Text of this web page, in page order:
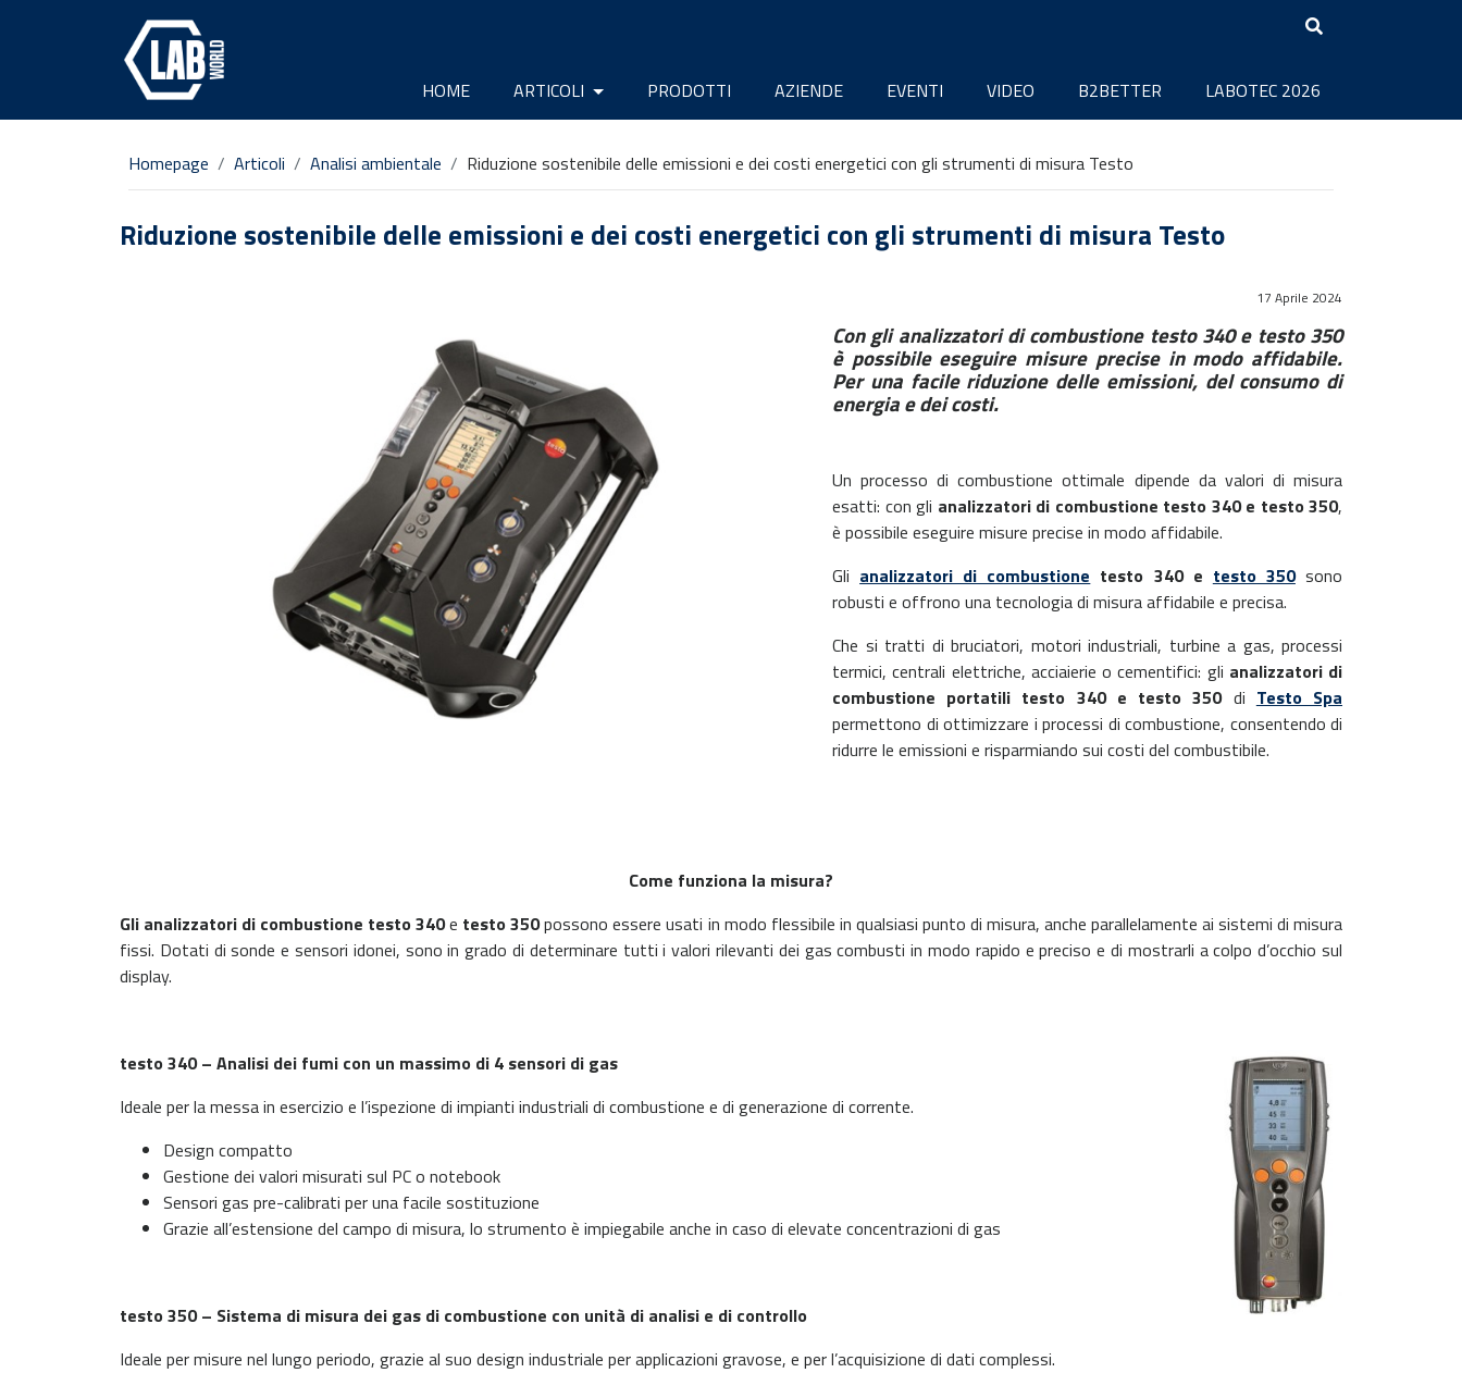
HOME ARTICOLI PRODOTTI AZIENDE EVENTI VIDEO B2BETTER LABOTEC 2026
Homepage Articoli Analisi ambientale Riduzione sostenibile delle emissioni e dei costi energetici con gli strumenti di misura Testo
Riduzione sostenibile delle emissioni e dei costi energetici con gli strumenti di misura Testo
17 Aprile 2024
Con gli analizzatori di combustione testo 340 e testo 350
è possibile eseguire misure precise in modo affidabile.
Per una facile riduzione delle emissioni, del consumo di
energia e dei costi.
Un processo di combustione ottimale dipende da valori di misura
esatti: con gli analizzatori di combustione testo 340 e testo 350,
è possibile eseguire misure precise in modo affidabile.
Gli analizzatori di combustione testo 340 e testo 350sono
robusti e offrono una tecnologia di misura affidabile e precisa.
Che si tratti di bruciatori, motori industriali, turbine a gas, processi
termici, centrali elettriche, acciaierie o cementifici: gli analizzatori di
combustione portatili testo 340 e testo 350di Testo Spa
permettono di ottimizzare i processi di combustione, consentendo di
ridurre le emissioni e risparmiando sui costi del combustibile.
Come funziona la misura?
Gli analizzatori di combustione testo 340e testo 350possono essere usati in modo flessibile in qualsiasi punto di misura, anche parallelamente ai sistemi di misura
fissi. Dotati di sonde e sensori idonei, sono in grado di determinare tutti i valori rilevanti dei gas combusti in modo rapido e preciso e di mostrarli a colpo d’occhio sul
display.
testo 340 – Analisi dei fumi con un massimo di 4 sensori di gas
Ideale per la messa in esercizio e l’ispezione di impianti industriali di combustione e di generazione di corrente.
Design compatto
Gestione dei valori misurati sul PC o notebook
Sensori gas pre-calibrati per una facile sostituzione
Grazie all’estensione del campo di misura, lo strumento è impiegabile anche in caso di elevate concentrazioni di gas
testo 350 – Sistema di misura dei gas di combustione con unità di analisi e di controllo
Ideale per misure nel lungo periodo, grazie al suo design industriale per applicazioni gravose, e per l’acquisizione di dati complessi.